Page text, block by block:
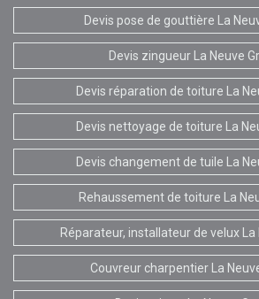
Devis pose de gouttière La
Devis zingueur La Neuve
Devis réparation de toiture La
Devis nettoyage de toiture La
Devis changement de tuile La
Rehaussement de toiture La
Réparateur, installateur de velux La
Couvreur charpentier La